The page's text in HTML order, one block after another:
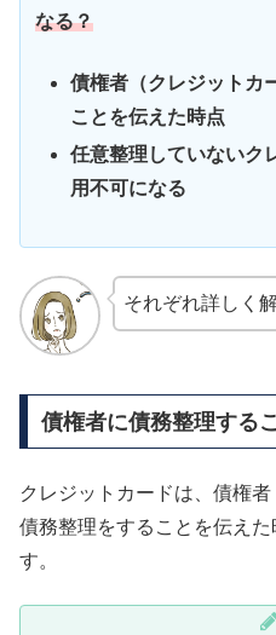
なる？
債権者（クレジットカ
ことを伝えた時点
任意整理していないク
用不可になる
それぞれ詳しく
債権者に債務整理する
クレジットカードは、債権
債務整理をすることを伝え
す。